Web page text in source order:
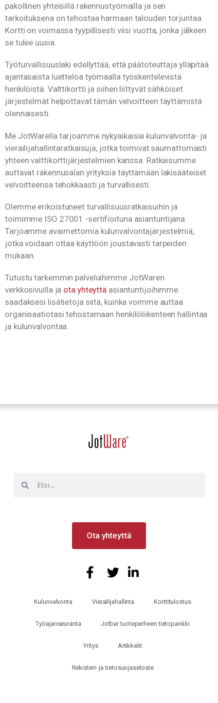
pakollinen yhteisillä rakennustyömailla ja sen
tarkoituksena on tehostaa harmaan talouden torjuntaa.
Kortti on voimassa tyypillisesti viisi vuotta, jonka jälkeen
se tulee uusia.
Työturvallisuuslaki edellyttää, että päätoteuttaja ylläpitää
ajantasaista luetteloa työmaalla työskentelevistä
henkilöistä. Valttikortti ja siihen liittyvät sähköiset
järjestelmät helpottavat tämän velvoitteen täyttämistä
olennaisesti.
Me JotWarella tarjoamme nykyaikaisia kulunvalvonta- ja
vierailijahallintaratkaisuja, jotka toimivat saumattomasti
yhteen valttikorttijärjestelmien kanssa. Ratkaisumme
auttavat rakennusalan yrityksiä täyttämään lakisääteiset
velvoitteensa tehokkaasti ja turvallisesti.
Olemme erikoistuneet turvallisuusratkaisuihin ja
toimimme ISO 27001 -sertifioituna asiantuntijana.
Tarjoamme avaimettomia kulunvalvontajärjestelmiä,
jotka voidaan ottaa käyttöön joustavasti tarpeiden
mukaan.
Tutustu tarkemmin palveluihimme JotWaren
verkkosivuilla ja ota yhteyttä asiantuntijoihimme
saadaksesi lisätietoja siitä, kuinka voimme auttaa
organisaatiotasi tehostamaan henkilöliikenteen hallintaa
ja kulunvalvontaa.
Ota yhteyttä
Kulunvalvonta Vierailijahallinta Korttitulostus
Työajanseuranta Jotbar tuoteperheen tietopankki
Yritys Artikkelit
Rekisteri- ja tietosuojaseloste